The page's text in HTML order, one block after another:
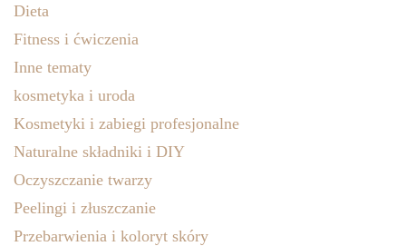
Dieta
Fitness i ćwiczenia
Inne tematy
kosmetyka i uroda
Kosmetyki i zabiegi profesjonalne
Naturalne składniki i DIY
Oczyszczanie twarzy
Peelingi i złuszczanie
Przebarwienia i koloryt skóry